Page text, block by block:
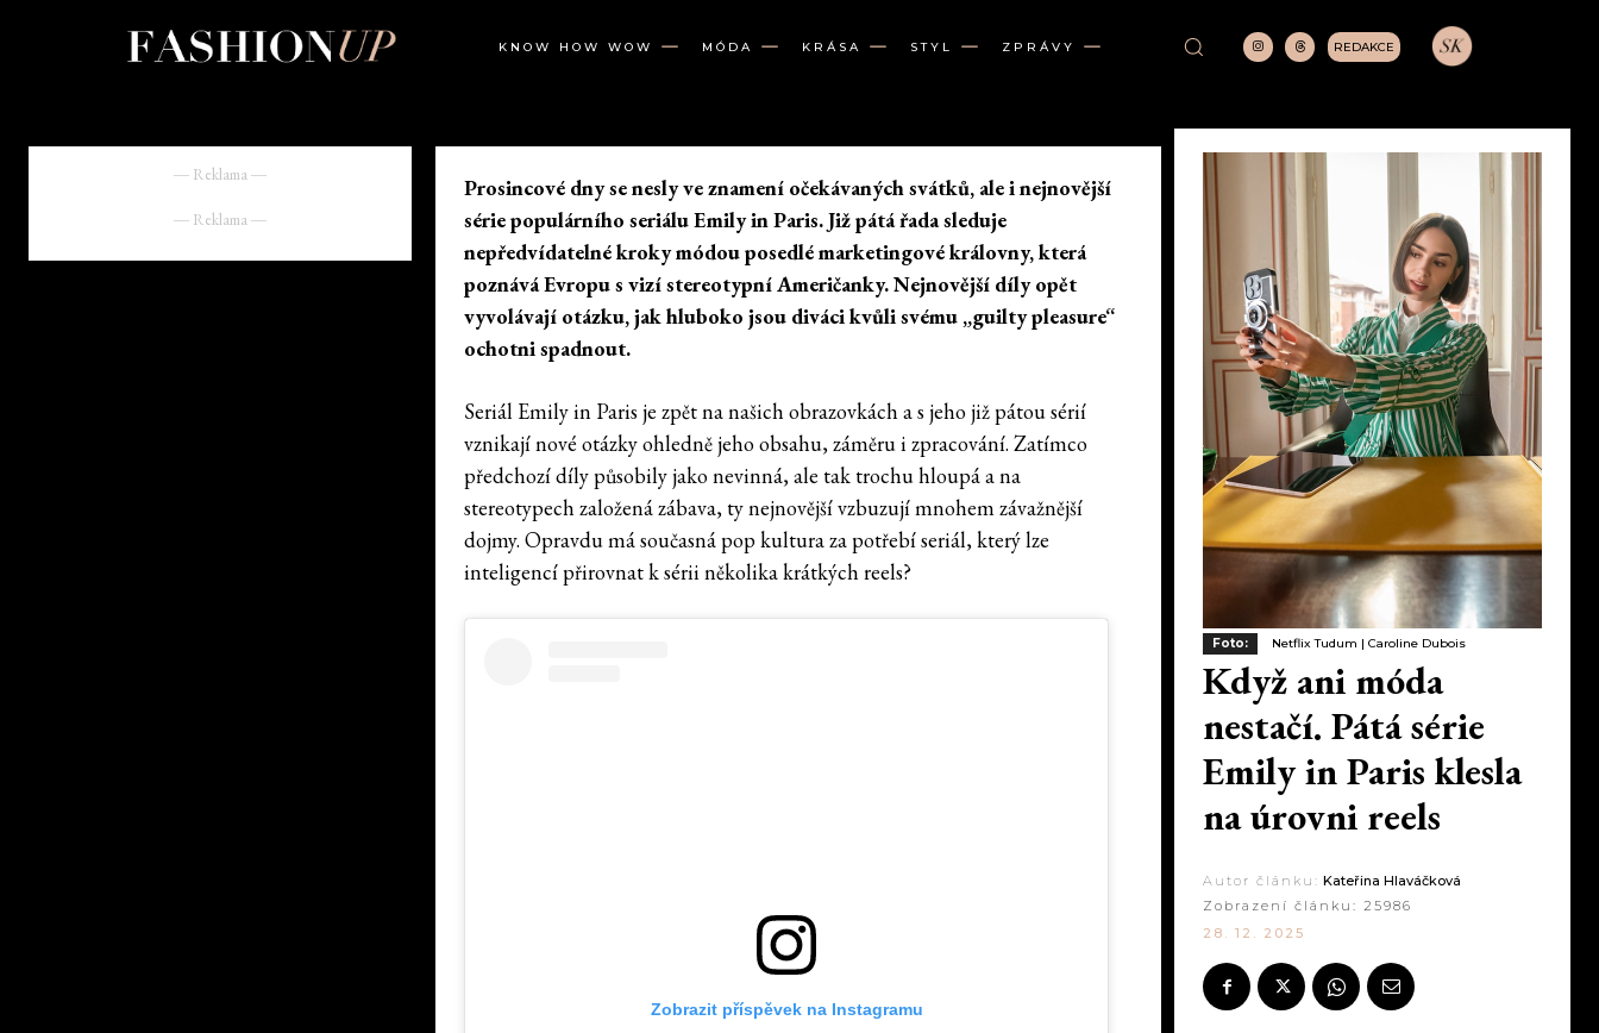
KNOW HOW WOW MÓDA KRÁSA STYL ZPRÁVY REDAKCE
― Reklama ―
― Reklama ―
Prosincové dny se nesly ve znamení očekávaných svátků, ale i nejnovější
série populárního seriálu Emily in Paris. Již pátá řada sleduje
nepředvídatelné kroky módou posedlé marketingové královny, která
poznává Evropu s vizí stereotypní Američanky. Nejnovější díly opět
vyvolávají otázku, jak hluboko jsou diváci kvůli svému „guilty pleasure“
ochotni spadnout.
Seriál Emily in Paris je zpět na našich obrazovkách a s jeho již pátou sérií
vznikají nové otázky ohledně jeho obsahu, záměru i zpracování. Zatímco
předchozí díly působily jako nevinná, ale tak trochu hloupá a na
stereotypech založená zábava, ty nejnovější vzbuzují mnohem závažnější
dojmy. Opravdu má současná pop kultura za potřebí seriál, který lze
inteligencí přirovnat k sérii několika krátkých reels?
Zobrazit příspěvek na Instagramu
Foto: Netflix Tudum | Caroline Dubois
Když ani móda
nestačí. Pátá série
Emily in Paris klesla
na úrovni reels
Autor článku: Kateřina Hlaváčková
Zobrazení článku: 25986
28. 12. 2025